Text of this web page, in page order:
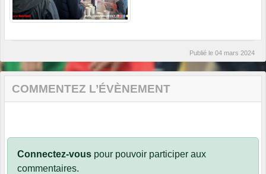
Publié le 04 mars 2024
COMMENTEZ L’ÉVÈNEMENT
Connectez-vous pour pouvoir participer aux
commentaires.